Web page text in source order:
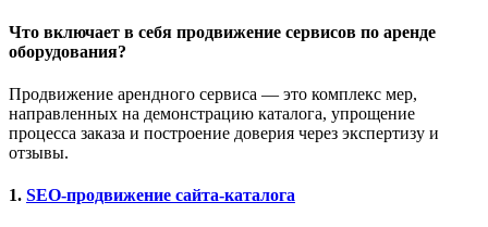
Что включает в себя продвижение сервисов по аренде
оборудования?
Продвижение арендного сервиса — это комплекс мер,
направленных на демонстрацию каталога, упрощение
процесса заказа и построение доверия через экспертизу и
отзывы.
1. SEO-продвижение сайта-каталога